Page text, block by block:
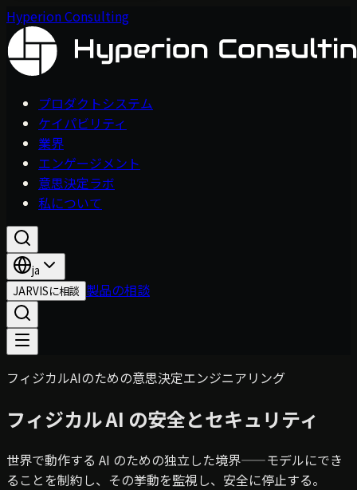
Hyperion Consulting
プロダクトシステム
ケイパビリティ
業界
エンゲージメント
意思決定ラボ
私について
ja
JARVISに相談 製品の相談
フィジカルAIのための意思決定エンジニアリング
フィジカル AI の安全とセキュリティ
世界で動作する AI のための独立した境界——モデルにでき
ることを制約し、その挙動を監視し、安全に停止する。